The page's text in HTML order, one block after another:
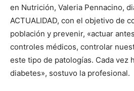
en Nutrición, Valeria Pennacino,
ACTUALIDAD, con el objetivo de
población y prevenir, «actuar
controles médicos, controlar
este tipo de patologías. Cada vez
diabetes», sostuvo la profesional.